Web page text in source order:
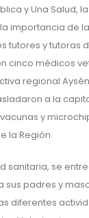
y Una Salud,
importancia de
tutores y tutoras
cinco médicos
regional
a la
y
la Región.
sanitaria, se
sus padres y
diferentes